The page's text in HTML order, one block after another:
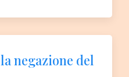
negazione del